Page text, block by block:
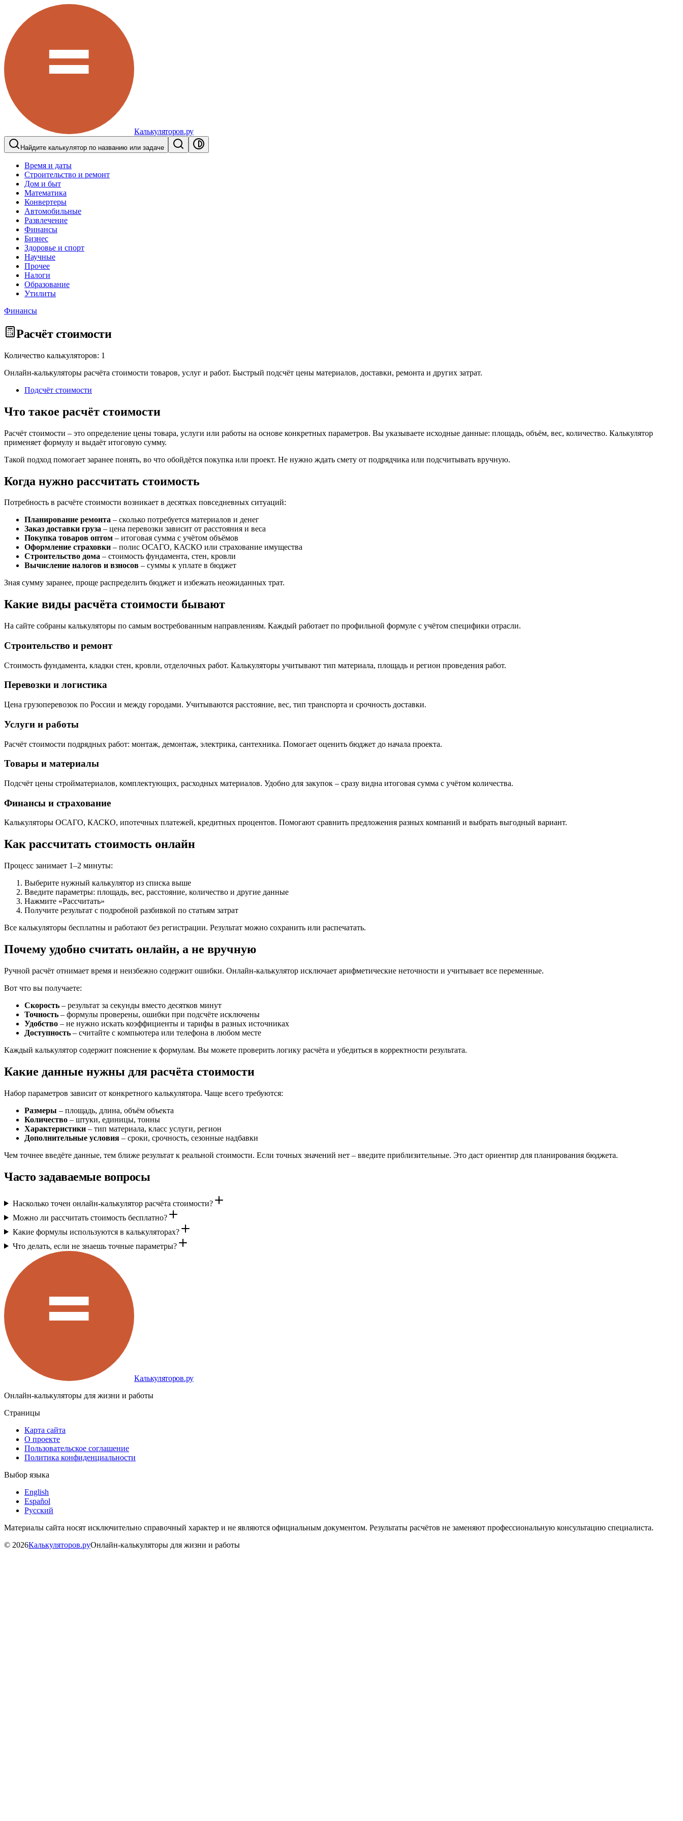
Калькуляторов.ру
Найдите калькулятор по названию или задаче
Время и даты
Строительство и ремонт
Дом и быт
Математика
Конвертеры
Автомобильные
Развлечение
Финансы
Бизнес
Здоровье и спорт
Научные
Прочее
Налоги
Образование
Утилиты
Финансы
Расчёт стоимости
Количество калькуляторов: 1
Онлайн-калькуляторы расчёта стоимости товаров, услуг и работ. Быстрый подсчёт цены материалов, доставки, ремонта и других затрат.
Подсчёт стоимости
Что такое расчёт стоимости
Расчёт стоимости – это определение цены товара, услуги или работы на основе конкретных параметров. Вы указываете исходные данные: площадь, объём, вес, количество. Калькулятор
применяет формулу и выдаёт итоговую сумму.
Такой подход помогает заранее понять, во что обойдётся покупка или проект. Не нужно ждать смету от подрядчика или подсчитывать вручную.
Когда нужно рассчитать стоимость
Потребность в расчёте стоимости возникает в десятках повседневных ситуаций:
Планирование ремонта – сколько потребуется материалов и денег
Заказ доставки груза – цена перевозки зависит от расстояния и веса
Покупка товаров оптом – итоговая сумма с учётом объёмов
Оформление страховки – полис ОСАГО, КАСКО или страхование имущества
Строительство дома – стоимость фундамента, стен, кровли
Вычисление налогов и взносов – суммы к уплате в бюджет
Зная сумму заранее, проще распределить бюджет и избежать неожиданных трат.
Какие виды расчёта стоимости бывают
На сайте собраны калькуляторы по самым востребованным направлениям. Каждый работает по профильной формуле с учётом специфики отрасли.
Строительство и ремонт
Стоимость фундамента, кладки стен, кровли, отделочных работ. Калькуляторы учитывают тип материала, площадь и регион проведения работ.
Перевозки и логистика
Цена грузоперевозок по России и между городами. Учитываются расстояние, вес, тип транспорта и срочность доставки.
Услуги и работы
Расчёт стоимости подрядных работ: монтаж, демонтаж, электрика, сантехника. Помогает оценить бюджет до начала проекта.
Товары и материалы
Подсчёт цены стройматериалов, комплектующих, расходных материалов. Удобно для закупок – сразу видна итоговая сумма с учётом количества.
Финансы и страхование
Калькуляторы ОСАГО, КАСКО, ипотечных платежей, кредитных процентов. Помогают сравнить предложения разных компаний и выбрать выгодный вариант.
Как рассчитать стоимость онлайн
Процесс занимает 1–2 минуты:
Выберите нужный калькулятор из списка выше
Введите параметры: площадь, вес, расстояние, количество и другие данные
Нажмите «Рассчитать»
Получите результат с подробной разбивкой по статьям затрат
Все калькуляторы бесплатны и работают без регистрации. Результат можно сохранить или распечатать.
Почему удобно считать онлайн, а не вручную
Ручной расчёт отнимает время и неизбежно содержит ошибки. Онлайн-калькулятор исключает арифметические неточности и учитывает все переменные.
Вот что вы получаете:
Скорость – результат за секунды вместо десятков минут
Точность – формулы проверены, ошибки при подсчёте исключены
Удобство – не нужно искать коэффициенты и тарифы в разных источниках
Доступность – считайте с компьютера или телефона в любом месте
Каждый калькулятор содержит пояснение к формулам. Вы можете проверить логику расчёта и убедиться в корректности результата.
Какие данные нужны для расчёта стоимости
Набор параметров зависит от конкретного калькулятора. Чаще всего требуются:
Размеры – площадь, длина, объём объекта
Количество – штуки, единицы, тонны
Характеристики – тип материала, класс услуги, регион
Дополнительные условия – сроки, срочность, сезонные надбавки
Чем точнее введёте данные, тем ближе результат к реальной стоимости. Если точных значений нет – введите приблизительные. Это даст ориентир для планирования бюджета.
Часто задаваемые вопросы
Насколько точен онлайн-калькулятор расчёта стоимости?
Можно ли рассчитать стоимость бесплатно?
Какие формулы используются в калькуляторах?
Что делать, если не знаешь точные параметры?
Калькуляторов.ру
Онлайн-калькуляторы для жизни и работы
Страницы
Карта сайта
О проекте
Пользовательское соглашение
Политика конфиденциальности
Выбор языка
English
Español
Русский
Материалы сайта носят исключительно справочный характер и не являются официальным документом. Результаты расчётов не заменяют профессиональную консультацию специалиста.
© 2026Калькуляторов.руОнлайн-калькуляторы для жизни и работы